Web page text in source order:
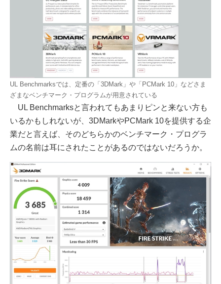
UL Benchmarksでは、定番の「3DMark」や「PCMark 10」などさま
ざまなベンチマーク・プログラムが用意されている
UL Benchmarksと言われてもあまりピンと来ない方も
いるかもしれないが、3DMarkやPCMark 10を提供する企
業だと言えば、そのどちらかのベンチマーク・プログラ
ムの名前は耳にされたことがあるのではないだろうか。